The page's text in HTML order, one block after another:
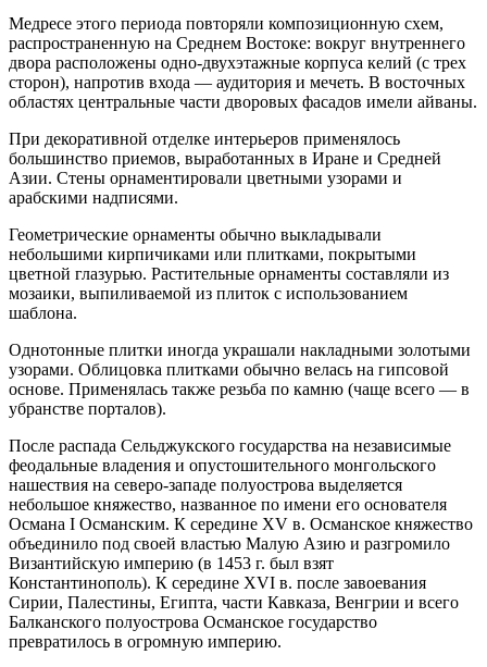
Медресе этого периода повторяли композиционную схем,
распространенную на Среднем Востоке: вокруг внутреннего
двора расположены одно-двухэтажные корпуса келий (с трех
сторон), напротив входа — аудитория и мечеть. В восточных
областях центральные части дворовых фасадов имели айваны.
При декоративной отделке интерьеров применялось
большинство приемов, выработанных в Иране и Средней
Азии. Стены орнаментировали цветными узорами и
арабскими надписями.
Геометрические орнаменты обычно выкладывали
небольшими кирпичиками или плитками, покрытыми
цветной глазурью. Растительные орнаменты составляли из
мозаики, выпиливаемой из плиток с использованием
шаблона.
Однотонные плитки иногда украшали накладными золотыми
узорами. Облицовка плитками обычно велась на гипсовой
основе. Применялась также резьба по камню (чаще всего — в
убранстве порталов).
После распада Сельджукского государства на независимые
феодальные владения и опустошительного монгольского
нашествия на северо-западе полуострова выделяется
небольшое княжество, названное по имени его основателя
Османа I Османским. К середине XV в. Османское княжество
объединило под своей властью Малую Азию и разгромило
Византийскую империю (в 1453 г. был взят
Константинополь). К середине XVI в. после завоевания
Сирии, Палестины, Египта, части Кавказа, Венгрии и всего
Балканского полуострова Османское государство
превратилось в огромную империю.